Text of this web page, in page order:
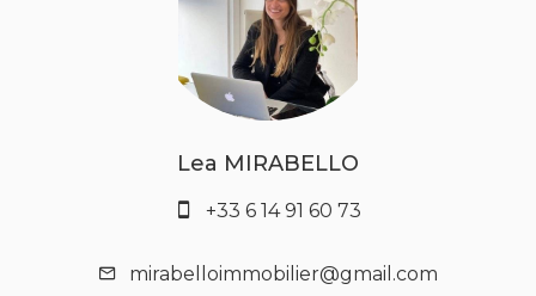
Lea MIRABELLO
+33 6 14 91 60 73
mirabelloimmobilier@gmail.com